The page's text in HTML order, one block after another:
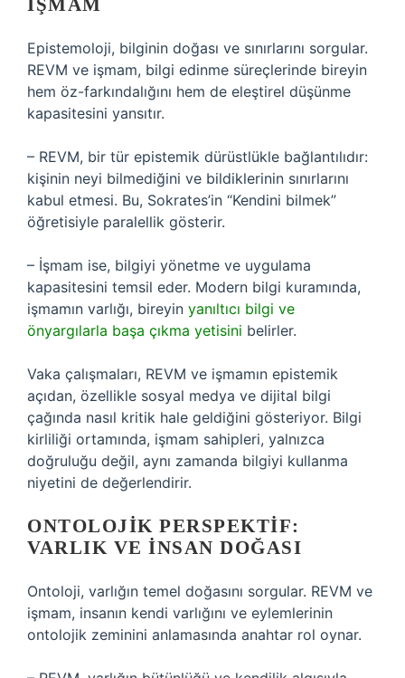
İŞMAM
Epistemoloji, bilginin doğası ve sınırlarını sorgular.
REVM ve işmam, bilgi edinme süreçlerinde bireyin
hem öz-farkındalığını hem de eleştirel düşünme
kapasitesini yansıtır.
– REVM, bir tür epistemik dürüstlükle bağlantılıdır:
kişinin neyi bilmediğini ve bildiklerinin sınırlarını
kabul etmesi. Bu, Sokrates’in “Kendini bilmek”
öğretisiyle paralellik gösterir.
– İşmam ise, bilgiyi yönetme ve uygulama
kapasitesini temsil eder. Modern bilgi kuramında,
işmamın varlığı, bireyin yanıltıcı bilgi ve
önyargılarla başa çıkma yetisini belirler.
Vaka çalışmaları, REVM ve işmamın epistemik
açıdan, özellikle sosyal medya ve dijital bilgi
çağında nasıl kritik hale geldiğini gösteriyor. Bilgi
kirliliği ortamında, işmam sahipleri, yalnızca
doğruluğu değil, aynı zamanda bilgiyi kullanma
niyetini de değerlendirir.
ONTOLOJIK PERSPEKTIF:
VARLIK VE İNSAN DOĞASI
Ontoloji, varlığın temel doğasını sorgular. REVM ve
işmam, insanın kendi varlığını ve eylemlerinin
ontolojik zeminini anlamasında anahtar rol oynar.